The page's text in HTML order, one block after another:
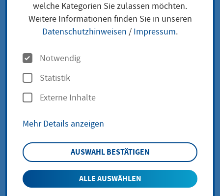
Landeswohlfahrtsver
band Hessen,
Fachbereich f.
Menschen mit körperl.
oder
Sinnesbehinderung,
Regionalverwaltung
Wiesbaden
welche Kategorien Sie zulassen möchten.
Weitere Informationen finden Sie in unseren
Datenschutzhinweisen / Impressum.
O
p
t
i
e
n
Notwendig
Statistik
Externe Inhalte
Mehr Details anzeigen
AUSWAHL BESTÄTIGEN
ALLE AUSWÄHLEN